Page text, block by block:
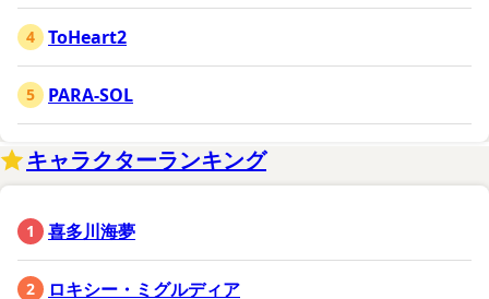
ToHeart2
PARA-SOL
キャラクターランキング
喜多川海夢
ロキシー・ミグルディア